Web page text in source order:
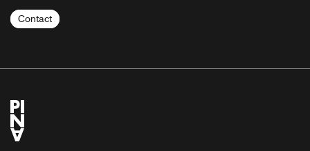
Contact